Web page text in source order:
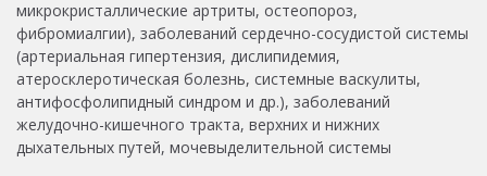
микрокристаллические артриты, остеопороз,
фибромиалгии), заболеваний сердечно-сосудистой системы
(артериальная гипертензия, дислипидемия,
атеросклеротическая болезнь, системные васкулиты,
антифосфолипидный синдром и др.), заболеваний
желудочно-кишечного тракта, верхних и нижних
дыхательных путей, мочевыделительной системы